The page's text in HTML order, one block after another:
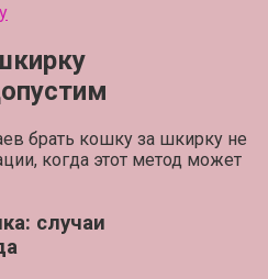
брать кошку за шкирку не
когда этот метод может
случаи